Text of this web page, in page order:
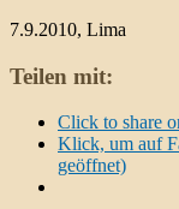
7.9.2010, Lima
Teilen mit:
Click to share
Klick, um auf
geöffnet)